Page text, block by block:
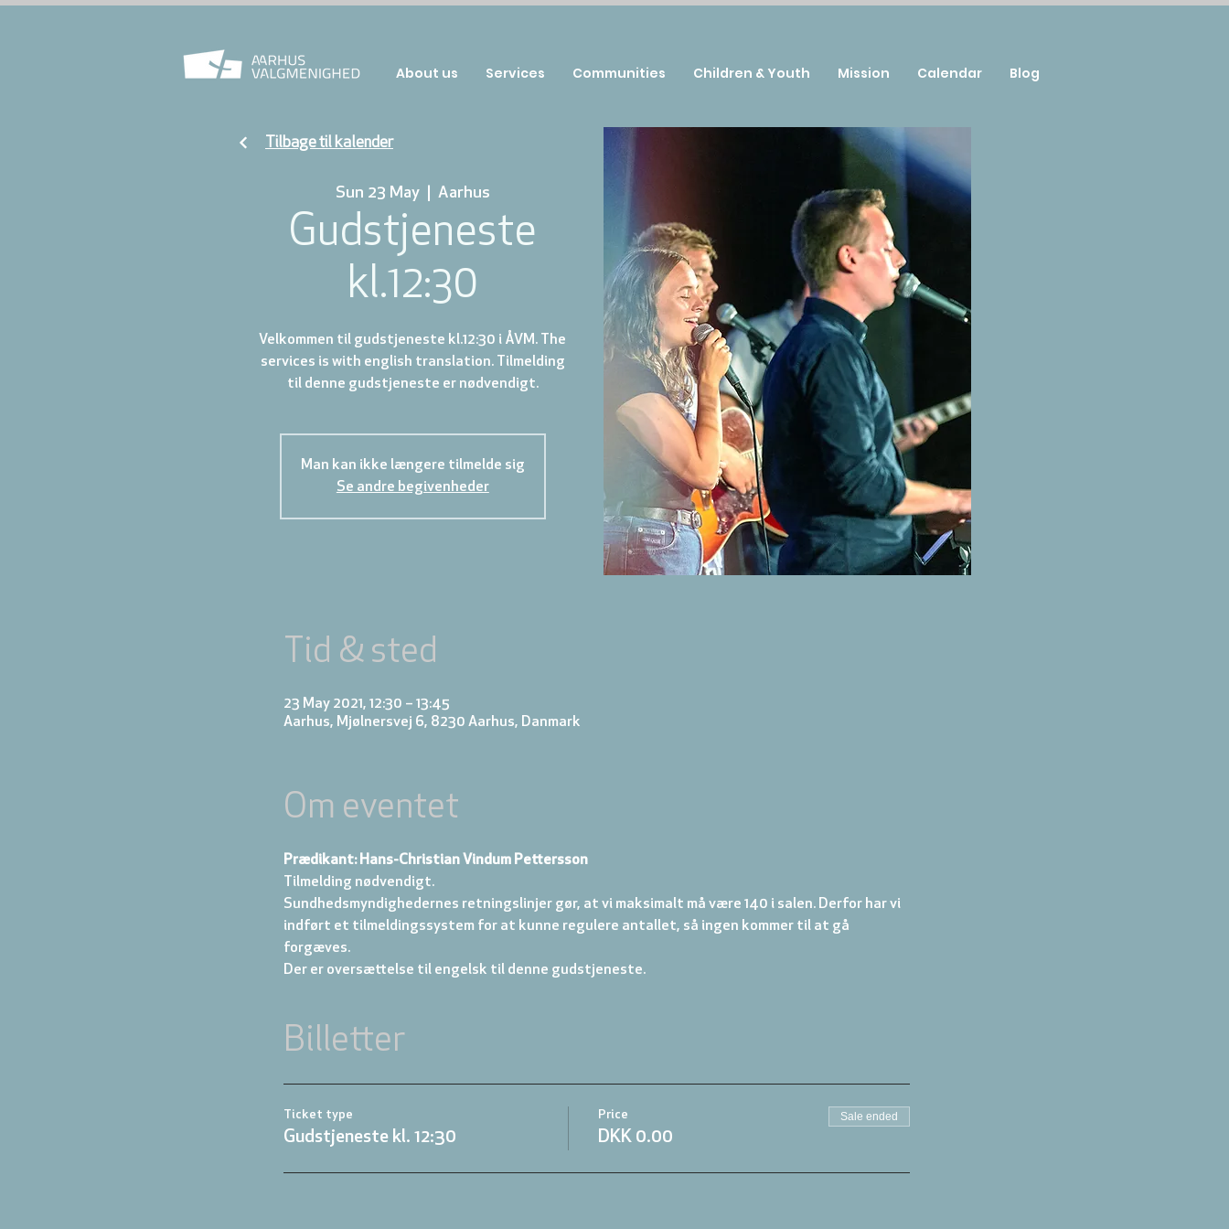
Sun 23 May
  |
Aarhus
Gudstjeneste
kl.12:30
Velkommen til gudstjeneste kl.12:30 i ÅVM. The
services is with english translation. Tilmelding
til denne gudstjeneste er nødvendigt.
Man kan ikke længere tilmelde sig
Se andre begivenheder
Tid & sted
23 May 2021, 12:30 – 13:45
Aarhus, Mjølnersvej 6, 8230 Aarhus, Danmark
Om eventet
Prædikant: Hans-Christian Vindum Pettersson
Tilmelding nødvendigt.
Sundhedsmyndighedernes retningslinjer gør, at vi maksimalt må være 140 i salen. Derfor har vi
indført et tilmeldingssystem for at kunne regulere antallet, så ingen kommer til at gå
forgæves.
Der er oversættelse til engelsk til denne gudstjeneste.
Billetter
Ticket type
Gudstjeneste kl. 12:30
Price
DKK 0.00
Sale ended
Tilbage til kalender
About us Services Communities Children & Youth Mission Calendar Blog